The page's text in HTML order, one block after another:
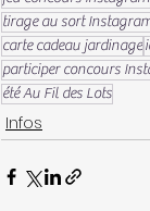
tirage au sort
carte cadeau jardinage
participer concours
été Au Fil des Lots
Infos